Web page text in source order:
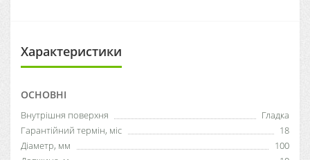
Характеристики
ОСНОВНІ
Внутрішня поверхня
Гладка
Гарантійний термін, міс
18
Діаметр, мм
100